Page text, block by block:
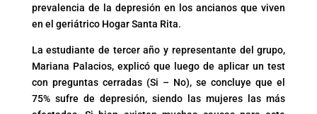
prevalencia de la depresión en los ancianos que viven
en el geriátrico Hogar Santa Rita.
La estudiante de tercer año y representante del grupo,
Mariana Palacios, explicó que luego de aplicar un test
con preguntas cerradas (Si – No), se concluye que el
75% sufre de depresión, siendo las mujeres las más